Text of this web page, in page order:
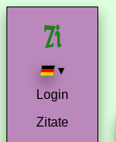
▾
Login
Zitate